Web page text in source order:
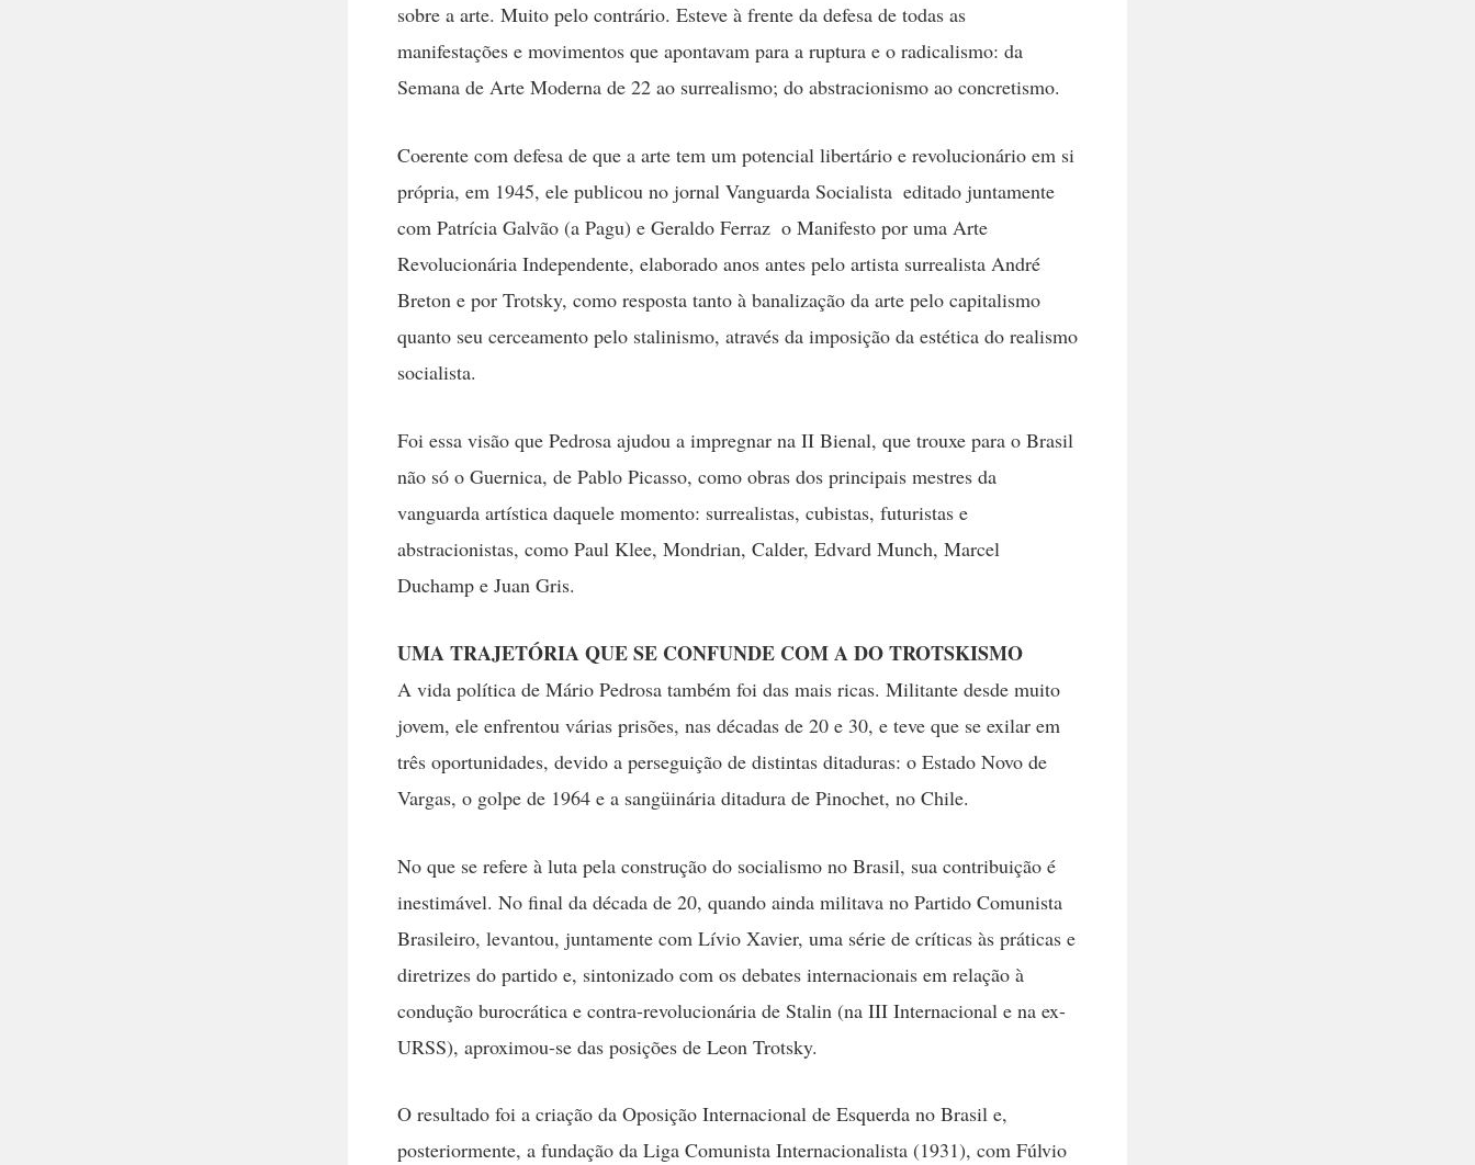
sobre a arte. Muito pelo contrário. Esteve à frente da defesa de todas as
manifestações e movimentos que apontavam para a ruptura e o radicalismo: da
Semana de Arte Moderna de 22 ao surrealismo; do abstracionismo ao concretismo.
Coerente com defesa de que a arte tem um potencial libertário e revolucionário em si
própria, em 1945, ele publicou no jornal Vanguarda Socialista  editado juntamente
com Patrícia Galvão (a Pagu) e Geraldo Ferraz  o Manifesto por uma Arte
Revolucionária Independente, elaborado anos antes pelo artista surrealista André
Breton e por Trotsky, como resposta tanto à banalização da arte pelo capitalismo
quanto seu cerceamento pelo stalinismo, através da imposição da estética do realismo
socialista.
Foi essa visão que Pedrosa ajudou a impregnar na II Bienal, que trouxe para o Brasil
não só o Guernica, de Pablo Picasso, como obras dos principais mestres da
vanguarda artística daquele momento: surrealistas, cubistas, futuristas e
abstracionistas, como Paul Klee, Mondrian, Calder, Edvard Munch, Marcel
Duchamp e Juan Gris.
UMA TRAJETÓRIA QUE SE CONFUNDE COM A DO TROTSKISMO
A vida política de Mário Pedrosa também foi das mais ricas. Militante desde muito
jovem, ele enfrentou várias prisões, nas décadas de 20 e 30, e teve que se exilar em
três oportunidades, devido a perseguição de distintas ditaduras: o Estado Novo de
Vargas, o golpe de 1964 e a sangüinária ditadura de Pinochet, no Chile.
No que se refere à luta pela construção do socialismo no Brasil, sua contribuição é
inestimável. No final da década de 20, quando ainda militava no Partido Comunista
Brasileiro, levantou, juntamente com Lívio Xavier, uma série de críticas às práticas e
diretrizes do partido e, sintonizado com os debates internacionais em relação à
condução burocrática e contra-revolucionária de Stalin (na III Internacional e na ex-
URSS), aproximou-se das posições de Leon Trotsky.
O resultado foi a criação da Oposição Internacional de Esquerda no Brasil e,
posteriormente, a fundação da Liga Comunista Internacionalista (1931), com Fúlvio